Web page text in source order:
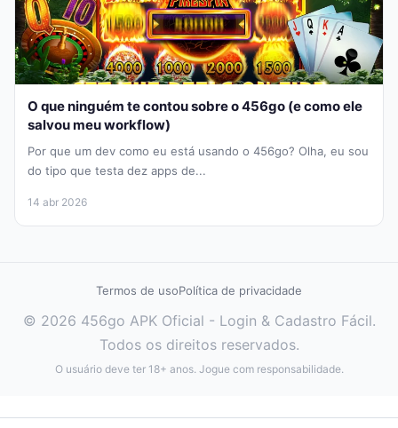
O que ninguém te contou sobre o 456go (e como ele
salvou meu workflow)
Por que um dev como eu está usando o 456go? Olha, eu sou
do tipo que testa dez apps de...
14 abr 2026
Termos de usoPolítica de privacidade
© 2026 456go APK Oficial - Login & Cadastro Fácil.
Todos os direitos reservados.
O usuário deve ter 18+ anos. Jogue com responsabilidade.